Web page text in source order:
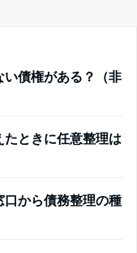
い債権がある？（非
たときに任意整理は
から債務整理の種